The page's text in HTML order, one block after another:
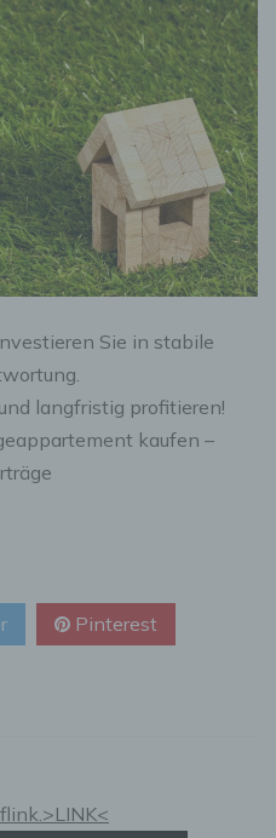
Sie in stabile
langfristig profitieren!
kaufen –
Pinterest